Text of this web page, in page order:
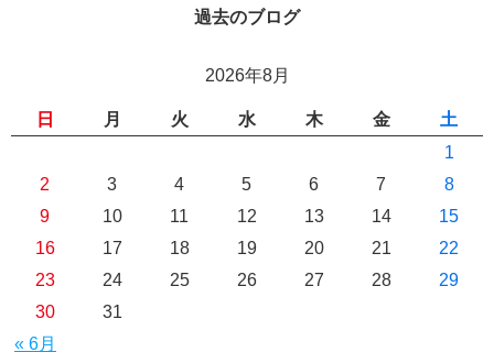
過去のブログ
2026年8月
日 月 火 水 木 金 土
« 6月
1
2
3 4 5 6 7
8
9
10 11 12 13 14
15
16
17 18 19 20 21
22
23
24 25 26 27 28
29
30
31